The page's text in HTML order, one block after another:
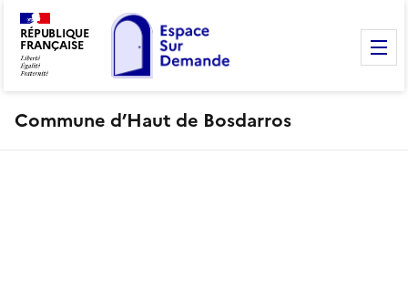
RÉPUBLIQUE
FRANÇAISE
Commune d’Haut de Bosdarros